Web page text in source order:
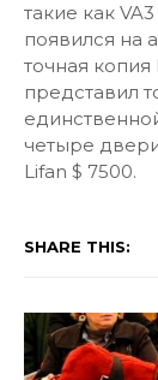
такие как
появился на
точная копия
представил
четыре
Lifan $ 7500.
SHARE THIS: